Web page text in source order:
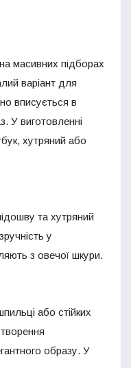
масивних підборах
варіант для
вписується в
У виготовленні
хутряний або
та хутряний
у
з овечої шкури.
або стійких
образу. У